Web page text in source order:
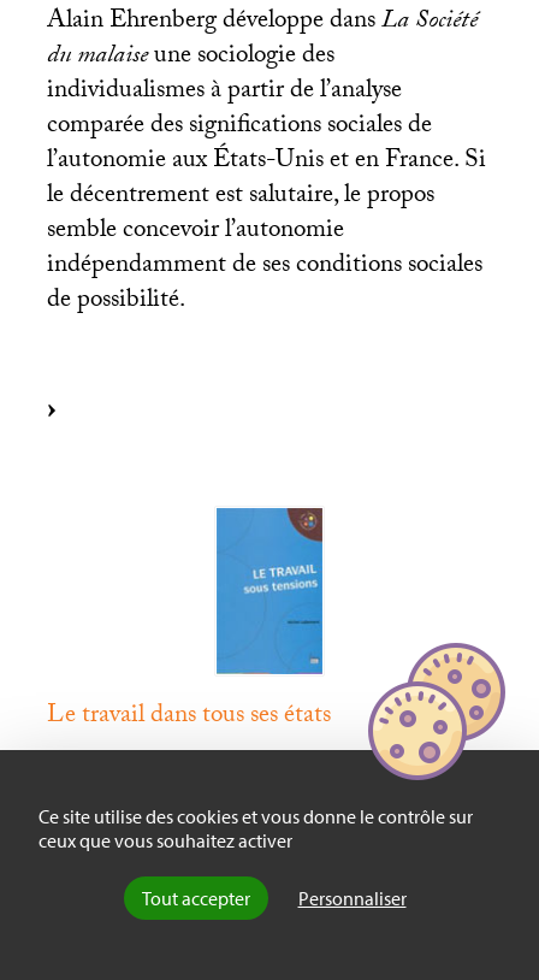
Ce site utilise des cookies et vous donne le contrôle sur
ceux que vous souhaitez activer
Tout accepter Personnaliser
Alain Ehrenberg développe dansLa Société
du malaiseune sociologie des
individualismes à partir de l’analyse
comparée des significations sociales de
l’autonomie aux États-Unis et en France. Si
le décentrement est salutaire, le propos
semble concevoir l’autonomie
indépendamment de ses conditions sociales
de possibilité.
Le travail dans tous ses états
À propos de : M. Lallement,Le Travail sous
tensions